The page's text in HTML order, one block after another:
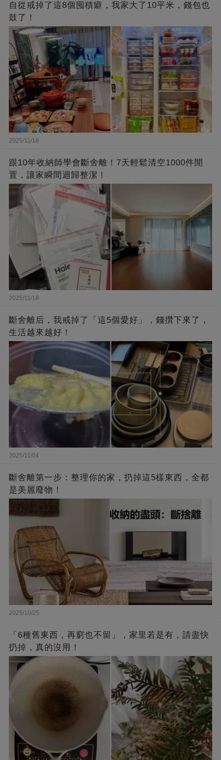
自從戒掉了這8個囤積癖，我家大了10平米，錢包也
鼓了！
2025/11/18
跟10年收納師學會斷舍離！7天輕鬆清空1000件閒
置，讓家瞬間迴歸整潔！
2025/11/18
斷舍離后，我戒掉了「這5個愛好」，錢攢下來了，
生活越來越好！
2025/11/04
斷舍離第一步：整理你的家，扔掉這5樣東西，全都
是美麗廢物！
2025/10/25
「6種舊東西，再窮也不留」，家里若是有，請盡快
扔掉，真的沒用！